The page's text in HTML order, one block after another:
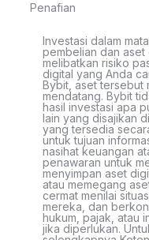
Penafian
Investasi dalam
pembelian dan aset
melibatkan risiko
digital yang Anda
Bybit, aset tersebut
mendatang. Bybit
hasil investasi apa
lain yang disajikan
yang tersedia
untuk tujuan
nasihat keuangan
penawaran untuk
menyimpan aset
atau memegang
cermat menilai
mereka, dan
hukum, pajak, atau
jika diperlukan.